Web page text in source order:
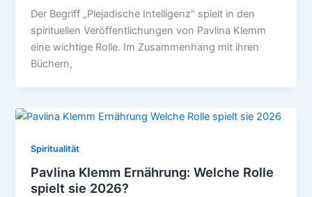
Der Begriff „Plejadische Intelligenz“ spielt in den
spirituellen Veröffentlichungen von Pavlina Klemm
eine wichtige Rolle. Im Zusammenhang mit ihren
Büchern,
Spiritualität
Pavlina Klemm Ernährung: Welche Rolle
spielt sie 2026?